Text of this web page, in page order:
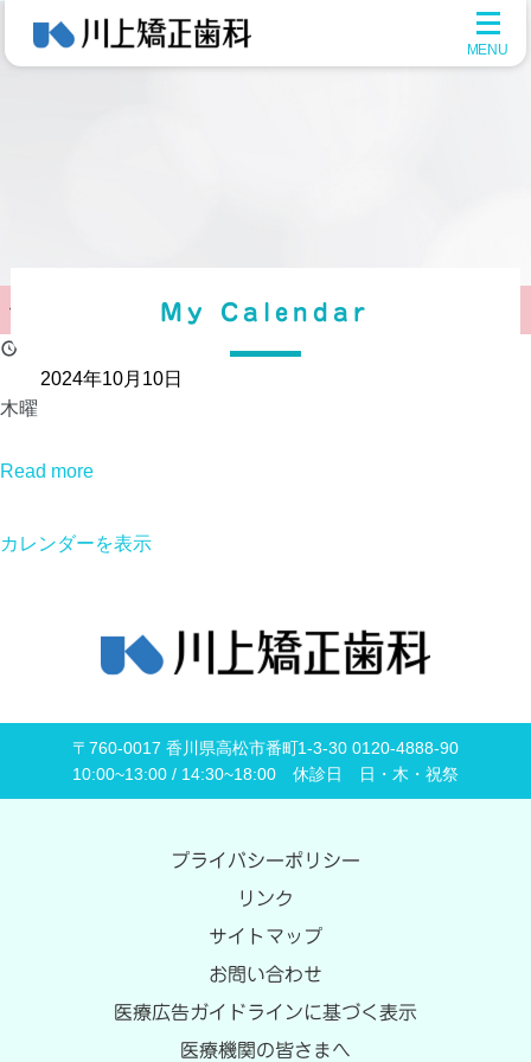
ニ
My Calendar
休診
2024年10月10日
木曜
Read more
カレンダーを表示
〒760-0017 香川県高松市番町1-3-30 0120-4888-90
10:00~13:00 / 14:30~18:00 休診日 日・木・祝祭
プライバシーポリシー
リンク
サイトマップ
お問い合わせ
医療広告ガイドラインに基づく表示
医療機関の皆さまへ